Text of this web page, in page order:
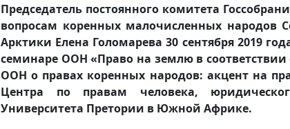
Председатель постоянного комитета
вопросам коренных малочисленных народов
Арктики Елена Голомарева 30 сентября 2019
семинаре ООН «Право на землю в соответствии
ООН о правах коренных народов: акцент на
Центра по правам человека,
Университета Претории в Южной Африке.